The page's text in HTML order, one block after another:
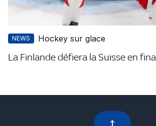
NEWS Hockey sur glace
La Finlande défiera la Suisse en